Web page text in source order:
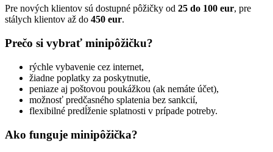
Pre nových klientov sú dostupné pôžičky od 25 do 100 eur, pre
stálych klientov až do 450 eur.
Prečo si vybrať minipôžičku?
rýchle vybavenie cez internet,
žiadne poplatky za poskytnutie,
peniaze aj poštovou poukážkou (ak nemáte účet),
možnosť predčasného splatenia bez sankcií,
flexibilné predĺženie splatnosti v prípade potreby.
Ako funguje minipôžička?